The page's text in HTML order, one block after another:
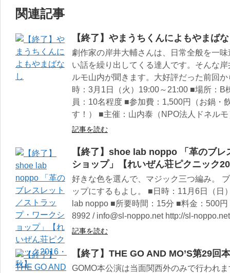
関連記事
【終了】やまうちくんによもやまば
劇作家の岸井大輔さんは、日常全般を一
い話を繰り出してくる達人です。そんな
ルモ山内が聞きます。大好評だった前回
時：3月1日（火）19:00～21:00 ■場所：B
員：10名程度 ■参加費：1,500円（お鍋
す！） ■主催：山内泰（NPO法人ドネルモ
記事を読む
【終了】shoe lab noppo 「革のブ
ショップ」【れいぜん荘ピクニック
好きな色を選んで、マジック三つ編み。
ップにするもよし。 ■日時：11月6日（日
lab noppo ■所要時間：15分 ■料金：500
8992 / info@sl-noppo.net http://sl-noppo.net
記事を読む
【終了】THE GO AND MO’S第29回
GOMO本公演は当面関西外のみで行われ